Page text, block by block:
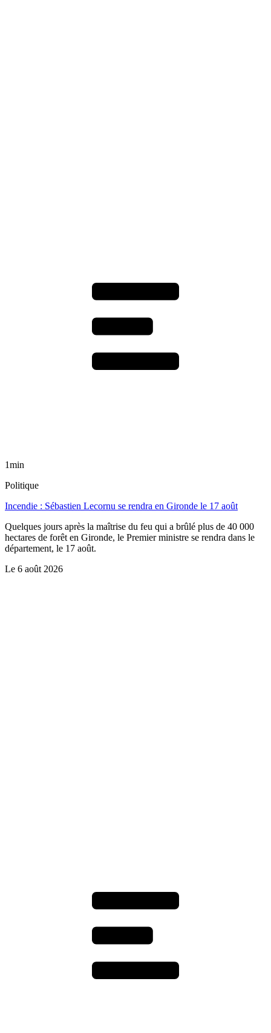
1min
Politique
Incendie : Sébastien Lecornu se rendra en Gironde le 17 août
Quelques jours après la maîtrise du feu qui a brûlé plus de 40 000
hectares de forêt en Gironde, le Premier ministre se rendra dans le
département, le 17 août.
Le 6 août 2026